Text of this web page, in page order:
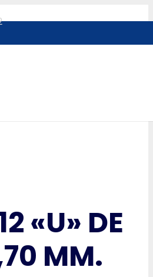
«U» DE
MM.